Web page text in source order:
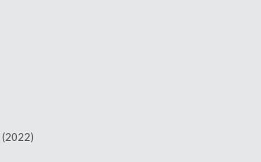
(2022)